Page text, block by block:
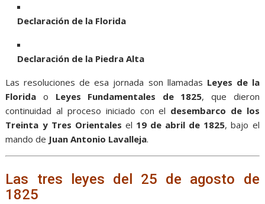
Declaración de la Florida
Declaración de la Piedra Alta
Las resoluciones de esa jornada son llamadas Leyes de la
Florida o Leyes Fundamentales de 1825, que dieron
continuidad al proceso iniciado con el desembarco de los
Treinta y Tres Orientales el 19 de abril de 1825, bajo el
mando de Juan Antonio Lavalleja.
Las tres leyes del 25 de agosto de
1825